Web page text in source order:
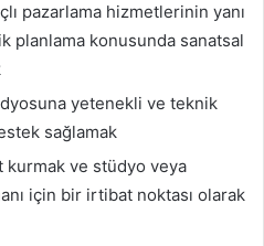
pazarlama hizmetlerinin yanı
planlama konusunda sanatsal
yetenekli ve teknik
sağlamak
kurmak ve stüdyo veya
için bir irtibat noktası olarak